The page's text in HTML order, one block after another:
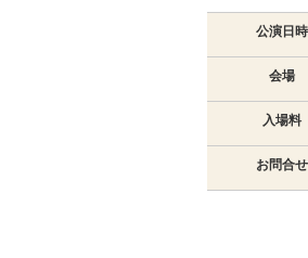
公演日時
会場
入場料
お問合せ